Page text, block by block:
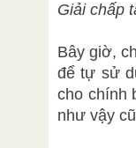
Giải chấp
Bây giờ,
để tự sử
cho chính
như vậy